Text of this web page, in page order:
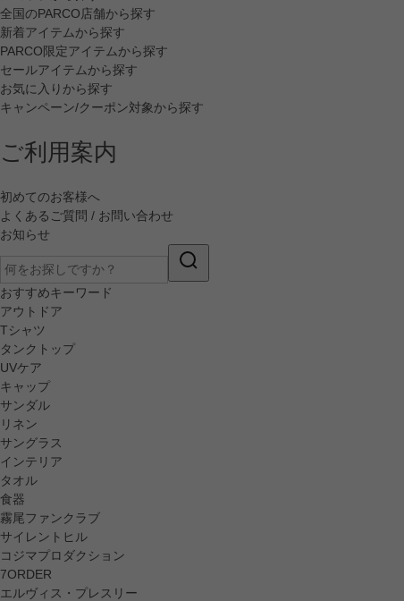
全国のPARCO店舗から探す
新着アイテムから探す
PARCO限定アイテムから探す
セールアイテムから探す
お気に入りから探す
キャンペーン/クーポン対象から探す
ご利用案内
初めてのお客様へ
よくあるご質問 / お問い合わせ
お知らせ
おすすめキーワード
アウトドア
Tシャツ
タンクトップ
UVケア
キャップ
サンダル
リネン
サングラス
インテリア
タオル
食器
霧尾ファンクラブ
サイレントヒル
コジマプロダクション
7ORDER
エルヴィス・プレスリー